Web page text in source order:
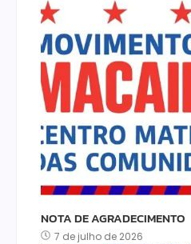
NOTA DE AGRADECIMENTO
7 de julho de 2026